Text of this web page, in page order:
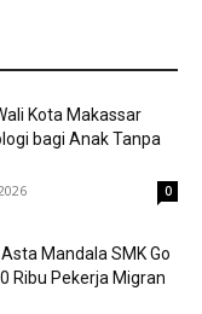
Kota Makassar
bagi Anak Tanpa
0
Mandala SMK Go
Ribu Pekerja Migran